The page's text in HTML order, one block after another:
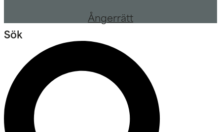
Ångerrätt
Sök